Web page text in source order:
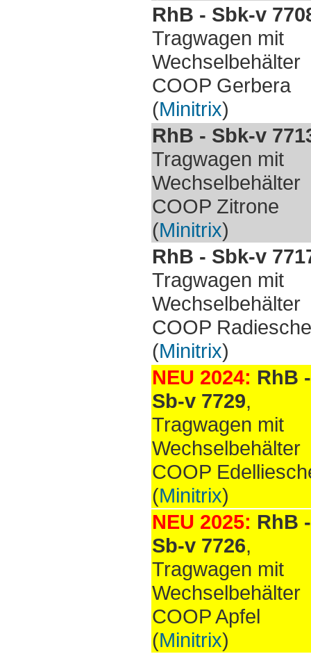
RhB - Sbk-v
Tragwagen mit
Wechselbehälter
COOP Gerbera
(Minitrix)
RhB - Sbk-v
Tragwagen mit
Wechselbehälter
COOP Zitrone
(Minitrix)
RhB - Sbk-v
Tragwagen mit
Wechselbehälter
COOP
(Minitrix)
NEU 2024: RhB -
Sb-v 7729,
Tragwagen mit
Wechselbehälter
COOP
(Minitrix)
NEU 2025: RhB -
Sb-v 7726,
Tragwagen mit
Wechselbehälter
COOP Apfel
(Minitrix)